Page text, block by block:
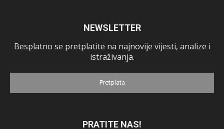
NEWSLETTER
Besplatno se pretplatite na najnovije vijesti, analize i
istraživanja.
Pretplata
PRATITE NAS!